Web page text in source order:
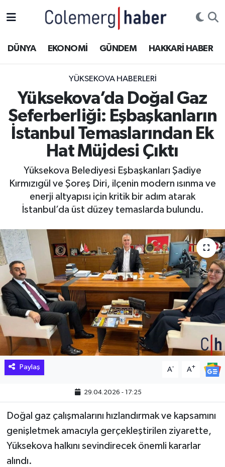
DÜNYA EKONOMİ GÜNDEM HAKKARİ HABER
YÜKSEKOVA HABERLERI
Yüksekova’da Doğal Gaz
Seferberliği: Eşbaşkanların
İstanbul Temaslarından Ek
Hat Müjdesi Çıktı
Yüksekova Belediyesi Eşbaşkanları Şadiye
Kırmızıgül ve Şoreş Diri, ilçenin modern ısınma ve
enerji altyapısı için kritik bir adım atarak
İstanbul’da üst düzey temaslarda bulundu.
Paylaş A- A+
29.04.2026 - 17:25
Doğal gaz çalışmalarını hızlandırmak ve kapsamını
genişletmek amacıyla gerçekleştirilen ziyarette,
Yüksekova halkını sevindirecek önemli kararlar
alındı.
ASAYİŞ
DOĞA
DÜNYA
EĞİTİM
EKONOMİ
Hakkari Haber
İLGİNÇ HABERLER
KADIN
KÜLTÜR SANAT
MAGAZİN
MAKALE
REKLAM
SAĞLIK
Hakkâri Hava Durumu
Hakkâri Trafik Yoğunluk Haritası
Süper Lig Puan Durumu ve Fikstür
Tüm Manşetler
Son Dakika Haberleri